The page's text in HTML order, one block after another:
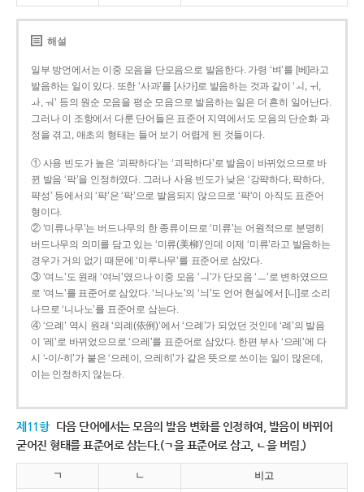
해설
일부 방언에서는 이중 모음을 단모음으로 발음한다. 가령 ‘벼’를 [베]라고
발음하는 일이 있다. 또한 ‘사과’를 [사가]로 발음하는 것과 같이 ‘ㅚ, ㅟ,
ㅘ, ㅝ’ 등의 원순 모음을 평순 모음으로 발음하는 일은 더 흔히 일어난다.
그러나 이 조항에서 다룬 단어들은 표준어 지역에서도 모음의 단순화 과
정을 겪고, 애초의 형태는 들어 보기 어렵게 된 것들이다.
① 사용 빈도가 높은 ‘괴퍅하다’는 ‘괴팍하다’로 발음이 바뀌었으므로 바
뀐 발음 ‘팍’을 인정하였다. 그러나 사용 빈도가 낮은 ‘강퍅하다, 퍅하다,
퍅성’ 등에서의 ‘퍅’은 ‘팍’으로 발음되지 않으므로 ‘퍅’이 아직도 표준어
형이다.
② ‘미류나무’는 버드나무의 한 종류이므로 ‘미류’는 어원적으로 분명히
버드나무의 의미를 담고 있는 ‘미류(美柳)’인데 이제 ‘미류’라고 발음하는
경우가 거의 없기 때문에 ‘미루나무’를 표준어로 삼았다.
③ ‘여느’도 원래 ‘여늬’였으나 이중 모음 ‘ㅢ’가 단모음 ‘ㅡ’로 변하였으므
로 ‘여느’를 표준어로 삼았다. ‘늬나노’의 ‘늬’도 언어 현실에서 [니]로 소리
나므로 ‘니나노’를 표준어로 삼는다.
④ ‘으례’ 역시 원래 ‘의례(依例)’에서 ‘으례’가 되었던 것인데 ‘례’의 발음
이 ‘레’로 바뀌었으므로 ‘으레’를 표준어로 삼았다. 한편 부사 ‘으레’에 다
시 ‘-이/-히’가 붙은 ‘으레이, 으레히’가 같은 뜻으로 쓰이는 일이 많은데,
이는 인정하지 않는다.
제11항 다음 단어에서는 모음의 발음 변화를 인정하여, 발음이 바뀌어
굳어진 형태를 표준어로 삼는다.(ㄱ을 표준어로 삼고, ㄴ을 버림.)
ㄱ ㄴ 비고